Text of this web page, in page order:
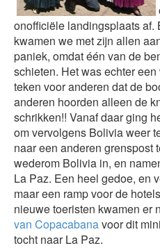
onofficiële landingsplaats af.
kwamen we met zijn allen
paniek, omdat één van de
schieten. Het was echter
teken voor anderen dat de
anderen hoorden alleen de
schrikken!! Vanaf daar ging
om vervolgens Bolivia weer
naar een anderen grenspost
wederom Bolivia in, en
La Paz. Een heel gedoe, en
maar een ramp voor de
nieuwe toeristen kwamen er
van Copacabanavoor dit
tocht naar La Paz.